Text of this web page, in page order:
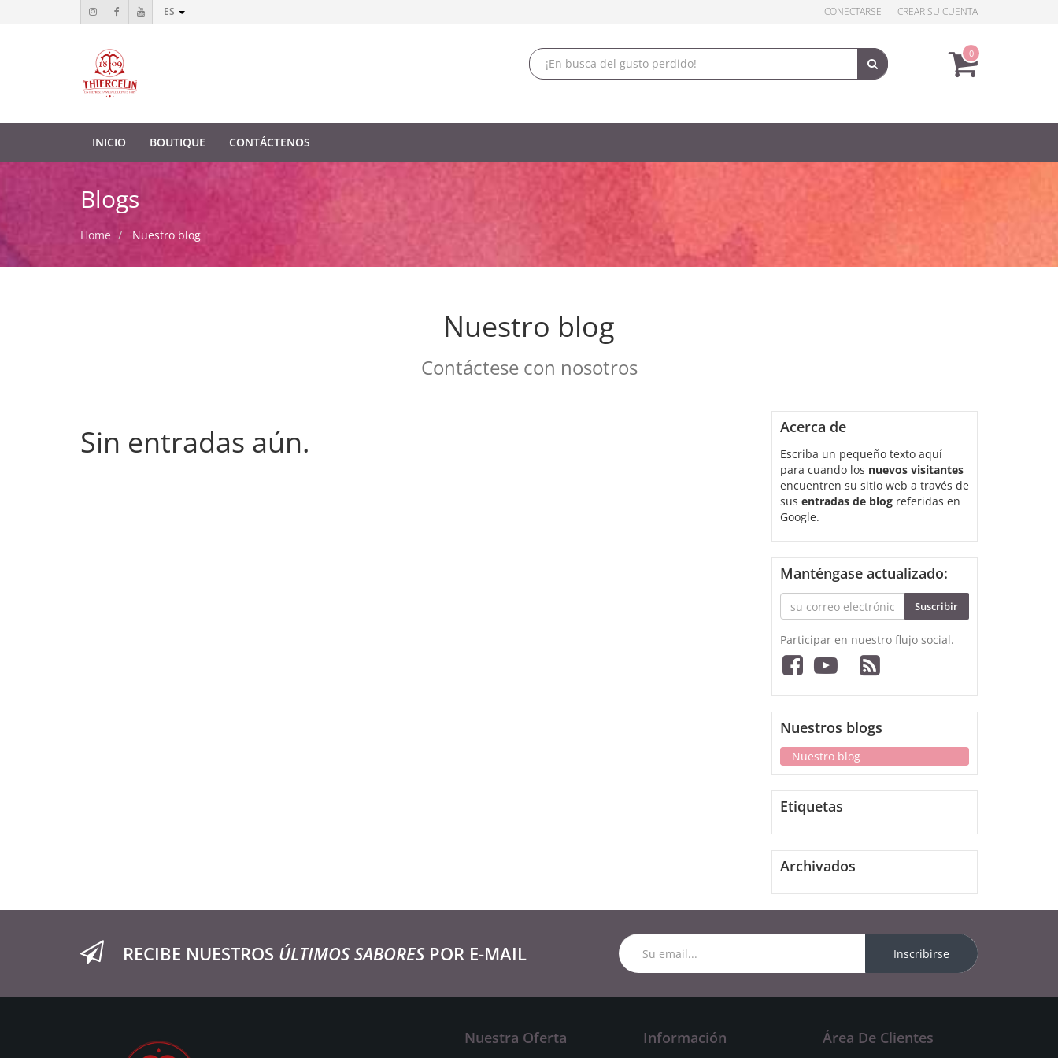
ES CONECTARSE CREAR SU CUENTA
0
INICIO BOUTIQUE CONTÁCTENOS
Blogs
Home Nuestro blog
Nuestro blog
Contáctese con nosotros
Sin entradas aún. Acerca de
Escriba un pequeño texto aquí
para cuando los nuevos visitantes
encuentren su sitio web a través de
sus entradas de blogreferidas en
Google.
Manténgase actualizado:
Suscribir
Participar en nuestro flujo social.
Nuestros blogs
Nuestro blog
Etiquetas
Archivados
RECIBE NUESTROS ÚLTIMOS SABORESPOR E-MAIL Inscribirse
Nuestra Oferta Información Área De Clientes